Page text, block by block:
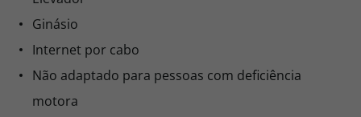
Ginásio
Internet por cabo
Não adaptado para pessoas com deficiência
motora